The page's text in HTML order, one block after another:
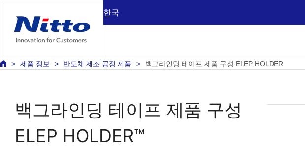
한국
제품 정보 반도체 제조 공정 제품 백그라인딩 테이프 제품 구성 ELEP HOLDER
백그라인딩 테이프 제품 구성
ELEP HOLDER™